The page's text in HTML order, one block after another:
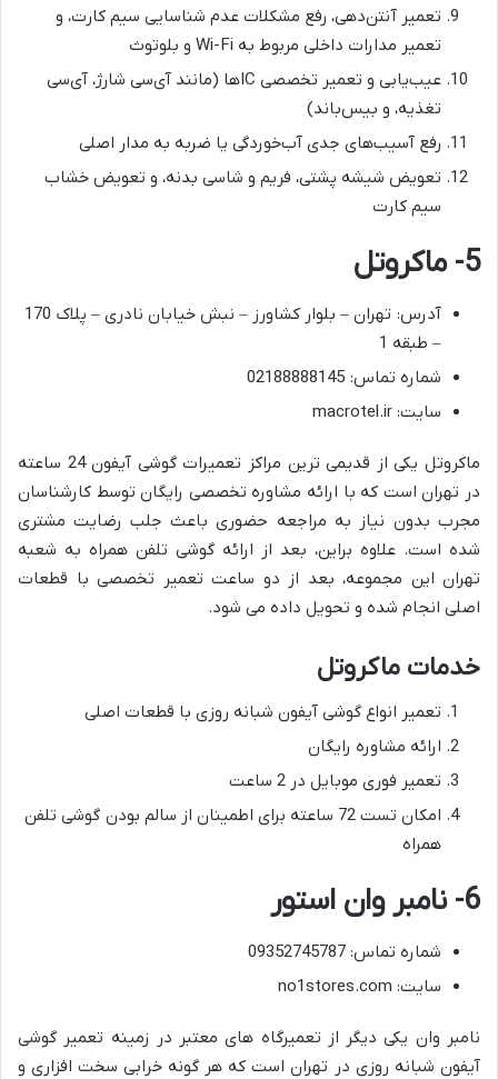
تعمیر آنتن‌دهی، رفع مشکلات عدم شناسایی سیم کارت، و
تعمیر مدارات داخلی مربوط به Wi-Fi و بلوتوث
عیب‌یابی و تعمیر تخصصی ICها (مانند آی‌سی شارژ، آی‌سی
تغذیه، و بیس‌باند)
رفع آسیب‌های جدی آب‌خوردگی یا ضربه به مدار اصلی
تعویض شیشه پشتی، فریم و شاسی بدنه، و تعویض خشاب
سیم کارت
5- ماکروتل
آدرس: تهران – بلوار کشاورز – نبش خیابان نادری – پلاک 170
– طبقه 1
شماره تماس: 02188888145
سایت: macrotel.ir
ماکروتل یکی از قدیمی ترین مراکز تعمیرات گوشی آیفون 24 ساعته
در تهران است که با ارائه مشاوره تخصصی رایگان توسط کارشناسان
مجرب بدون نیاز به مراجعه حضوری باعث جلب رضایت مشتری
شده است. علاوه براین، بعد از ارائه گوشی تلفن همراه به شعبه
تهران این مجموعه، بعد از دو ساعت تعمیر تخصصی با قطعات
اصلی انجام شده و تحویل داده می شود.
خدمات ماکروتل
تعمیر انواع گوشی آیفون شبانه روزی با قطعات اصلی
ارائه مشاوره رایگان
تعمیر فوری موبایل در 2 ساعت
امکان تست 72 ساعته برای اطمینان از سالم بودن گوشی تلفن
همراه
6- نامبر وان استور
شماره تماس: 09352745787
سایت: no1stores.com
نامبر وان یکی دیگر از تعمیرگاه های معتبر در زمینه تعمیر گوشی
آیفون شبانه روزی در تهران است که هر گونه خرابی سخت افزاری و